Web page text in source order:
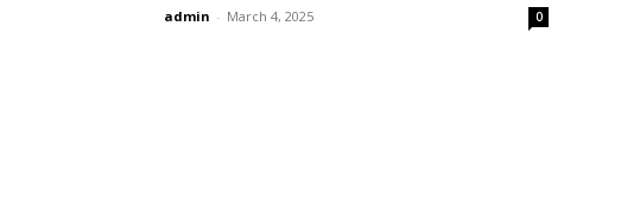
admin - March 4, 2025 0